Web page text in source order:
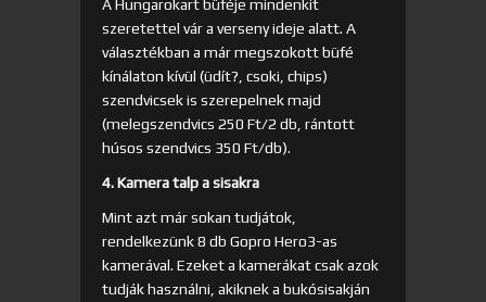
A Hungarokart büféje mindenkit
szeretettel vár a verseny ideje alatt. A
választékban a már megszokott büfé
kínálaton kívül (üdít?, csoki, chips)
szendvicsek is szerepelnek majd
(melegszendvics 250 Ft/2 db, rántott
húsos szendvics 350 Ft/db).
4. Kamera talp a sisakra
Mint azt már sokan tudjátok,
rendelkezünk 8 db Gopro Hero3-as
kamerával. Ezeket a kamerákat csak azok
tudják használni, akiknek a bukósisakján